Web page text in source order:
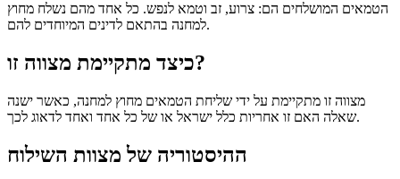
הטמאים המושלחים הם: צרוע, זב וטמא לנפש. כל אחד מהם נשלח מחוץ
למחנה בהתאם לדינים המיוחדים להם.
כיצד מתקיימת מצווה זו?
מצווה זו מתקיימת על ידי שליחת הטמאים מחוץ למחנה, כאשר ישנה
שאלה האם זו אחריות כלל ישראל או של כל אחד ואחד לדאוג לכך.
ההיסטוריה של מצוות השילוח